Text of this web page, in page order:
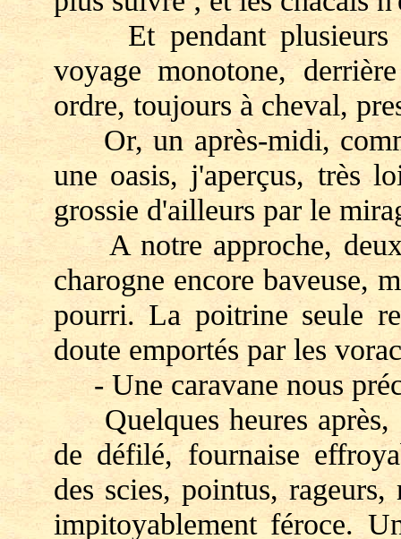
Et pendant plusieurs
voyage monotone,
ordre, toujours à cheval,
Or, un après-midi,
une oasis, j'aperçus, très
grossie d'ailleurs par le
A notre approche, deux
charogne encore baveuse,
pourri. La poitrine seule
doute emportés par les
- Une caravane nous
Quelques heures après,
de défilé, fournaise
des scies, pointus,
impitoyablement féroce.